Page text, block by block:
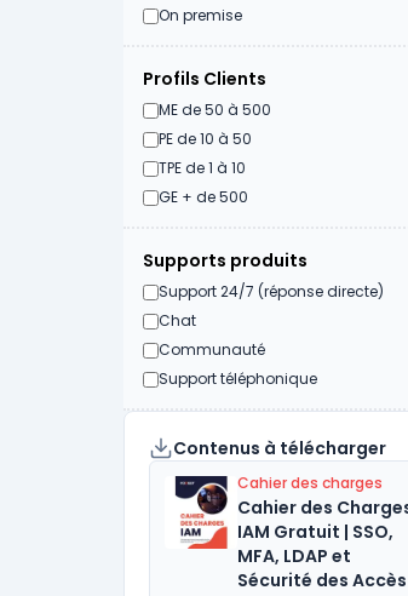
On premise
Profils Clients
ME de 50 à 500
PE de 10 à 50
TPE de 1 à 10
GE + de 500
Supports produits
Support 24/7 (réponse directe)
Chat
Communauté
Support téléphonique
Contenus à télécharger
Cahier des charges
Cahier des
IAM Gratuit | SSO,
MFA, LDAP et
Sécurité des Accès